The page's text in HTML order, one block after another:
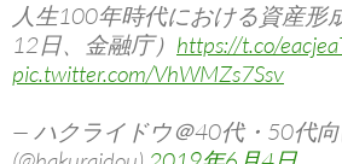
人生100年時代における資産形
12日、金融庁） https://t.co/
pic.twitter.com/VhWMZs7Ssv
— ハクライドウ＠40代・50代